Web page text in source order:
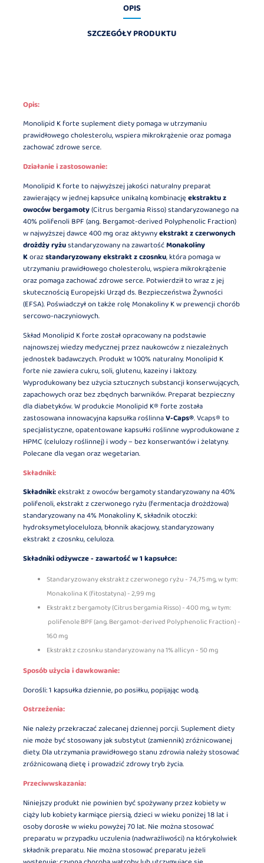
OPIS
SZCZEGÓŁY PRODUKTU
Opis:
Monolipid K forte suplement diety pomaga w utrzymaniu
prawidłowego cholesterolu, wspiera mikrokrążenie oraz pomaga
zachować zdrowe serce.
Działanie i zastosowanie:
Monolipid K forte to najwyższej jakości naturalny preparat
zawierający w jednej kapsułce unikalną kombinacjęekstraktu z
owoców bergamoty(Citrus bergamia Risso) standaryzowanego na
40% polifenoli BPF (ang. Bergamot-derived Polyphenolic Fraction)
w najwyższej dawce 400 mg oraz aktywnyekstrakt z czerwonych
drożdży ryżustandaryzowany na zawartośćMonakoliny
Korazstandaryzowany ekstrakt z czosnku, która pomaga w
utrzymaniu prawidłowego cholesterolu, wspiera mikrokrążenie
oraz pomaga zachować zdrowe serce. Potwierdził to wraz z jej
skutecznością Europejski Urząd ds. Bezpieczeństwa Żywności
(EFSA). Poświadczył on także rolę Monakoliny K w prewencji chorób
sercowo-naczyniowych.
Skład Monolipid K forte został opracowany na podstawie
najnowszej wiedzy medycznej przez naukowców z niezależnych
jednostek badawczych. Produkt w 100% naturalny. Monolipid K
forte nie zawiera cukru, soli, glutenu, kazeiny i laktozy.
Wyprodukowany bez użycia sztucznych substancji konserwujących,
zapachowych oraz bez zbędnych barwników. Preparat bezpieczny
dla diabetyków. W produkcie Monolipid K® forte została
zastosowana innowacyjna kapsułka roślinnaV-Caps®. Vcaps® to
specjalistyczne, opatentowane kapsułki roślinne wyprodukowane z
HPMC (celulozy roślinnej) i wody – bez konserwantów i żelatyny.
Polecane dla vegan oraz wegetarian.
Składniki:
Składniki:ekstrakt z owoców bergamoty standaryzowany na 40%
polifenoli, ekstrakt z czerwonego ryżu (fermentacja drożdżowa)
standaryzowany na 4% Monakoliny K, składnik otoczki:
hydroksymetyloceluloza, błonnik akacjowy, standaryzowany
ekstrakt z czosnku, celuloza.
Składniki odżywcze - zawartość w 1 kapsułce:
Standaryzowany ekstrakt z czerwonego ryżu - 74,75 mg, w tym:
Monakolina K (fitostatyna) - 2,99 mg
Ekstrakt z bergamoty (Citrus bergamia Risso) - 400 mg, w tym:
polifenole BPF (ang. Bergamot-derived Polyphenolic Fraction) -
160 mg
Ekstrakt z czosnku standaryzowany na 1% allicyn - 50 mg
Sposób użycia i dawkowanie:
Dorośli: 1 kapsułka dziennie, po posiłku, popijając wodą.
Ostrzeżenia:
Nie należy przekraczać zalecanej dziennej porcji. Suplement diety
nie może być stosowany jak substytut (zamiennik) zróżnicowanej
diety. Dla utrzymania prawidłowego stanu zdrowia należy stosować
zróżnicowaną dietę i prowadzić zdrowy tryb życia.
Przeciwwskazania:
Niniejszy produkt nie powinien być spożywany przez kobiety w
ciąży lub kobiety karmiące piersią, dzieci w wieku poniżej 18 lat i
osoby dorosłe w wieku powyżej 70 lat. Nie można stosować
preparatu w przypadku uczulenia (nadwrażliwości) na którykolwiek
składnik preparatu. Nie można stosować preparatu jeżeli